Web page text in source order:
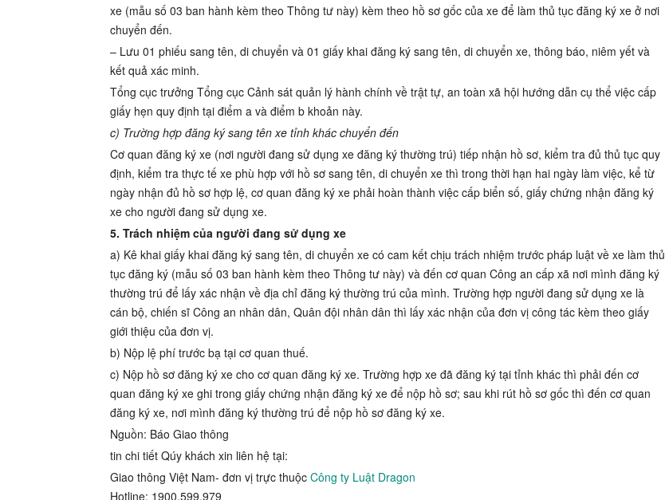
xe (mẫu số 03 ban hành kèm theo Thông tư này) kèm theo hồ sơ gốc của xe để làm thủ tục đăng ký xe ở nơi
chuyển đến.
– Lưu 01 phiếu sang tên, di chuyển và 01 giấy khai đăng ký sang tên, di chuyển xe, thông báo, niêm yết và
kết quả xác minh.
Tổng cục trưởng Tổng cục Cảnh sát quản lý hành chính về trật tự, an toàn xã hội hướng dẫn cụ thể việc cấp
giấy hẹn quy định tại điểm a và điểm b khoản này.
c) Trường hợp đăng ký sang tên xe tỉnh khác chuyển đến
Cơ quan đăng ký xe (nơi người đang sử dụng xe đăng ký thường trú) tiếp nhận hồ sơ, kiểm tra đủ thủ tục quy
định, kiểm tra thực tế xe phù hợp với hồ sơ sang tên, di chuyển xe thì trong thời hạn hai ngày làm việc, kể từ
ngày nhận đủ hồ sơ hợp lệ, cơ quan đăng ký xe phải hoàn thành việc cấp biển số, giấy chứng nhận đăng ký
xe cho người đang sử dụng xe.
5. Trách nhiệm của người đang sử dụng xe
a) Kê khai giấy khai đăng ký sang tên, di chuyển xe có cam kết chịu trách nhiệm trước pháp luật về xe làm thủ
tục đăng ký (mẫu số 03 ban hành kèm theo Thông tư này) và đến cơ quan Công an cấp xã nơi mình đăng ký
thường trú để lấy xác nhận về địa chỉ đăng ký thường trú của mình. Trường hợp người đang sử dụng xe là
cán bộ, chiến sĩ Công an nhân dân, Quân đội nhân dân thì lấy xác nhận của đơn vị công tác kèm theo giấy
giới thiệu của đơn vị.
b) Nộp lệ phí trước bạ tại cơ quan thuế.
c) Nộp hồ sơ đăng ký xe cho cơ quan đăng ký xe. Trường hợp xe đã đăng ký tại tỉnh khác thì phải đến cơ
quan đăng ký xe ghi trong giấy chứng nhận đăng ký xe để nộp hồ sơ; sau khi rút hồ sơ gốc thì đến cơ quan
đăng ký xe, nơi mình đăng ký thường trú để nộp hồ sơ đăng ký xe.
Nguồn: Báo Giao thông
tin chi tiết Qúy khách xin liên hệ tại:
Giao thông Việt Nam- đơn vị trực thuộc Công ty Luật Dragon
Hotline: 1900.599.979